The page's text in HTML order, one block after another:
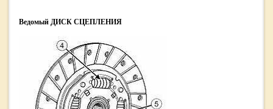
Ведомый ДИСК СЦЕПЛЕНИЯ